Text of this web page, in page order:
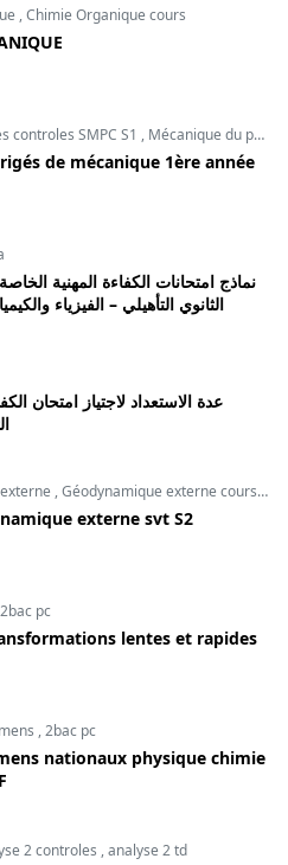
,Chimie Organique cours
controles SMPC S1 , Mécanique du point
de mécanique 1ère année
نماذج امتحانات الكفاءة المهنية
الثانوي التأهيلي – الفيزياء
عدة الاستعداد لاجتياز امتحان
,Géodynamique externe cours ,
externe svt S2
2bac pc
lentes et rapides
,2bac pc
nationaux physique chimie
2 controles ,analyse 2 td